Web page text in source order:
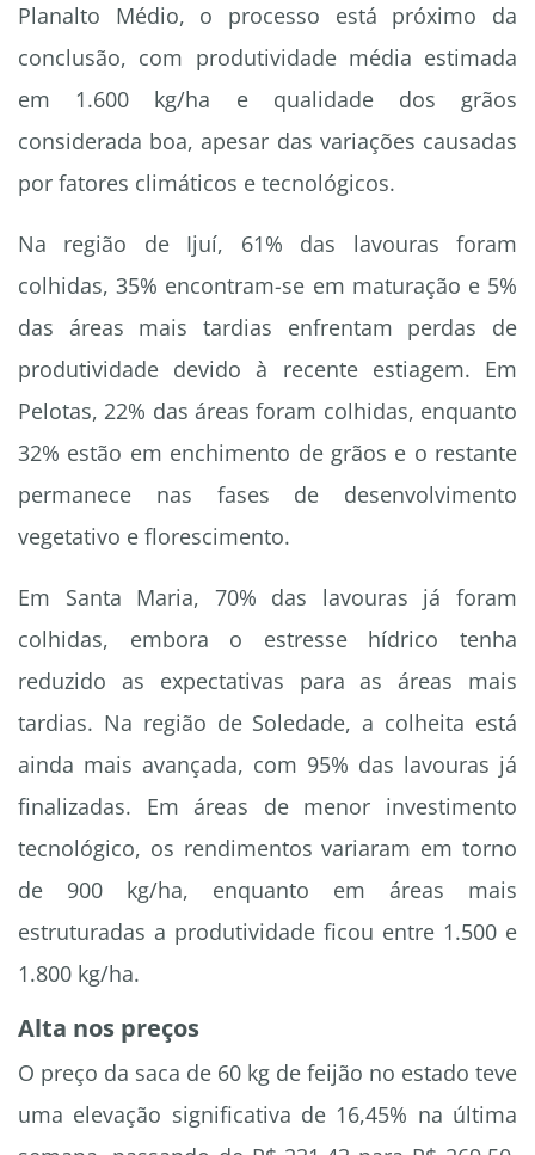
Planalto Médio, o processo está próximo da
conclusão, com produtividade média estimada
em 1.600 kg/ha e qualidade dos grãos
considerada boa, apesar das variações causadas
por fatores climáticos e tecnológicos.
Na região de Ijuí, 61% das lavouras foram
colhidas, 35% encontram-se em maturação e 5%
das áreas mais tardias enfrentam perdas de
produtividade devido à recente estiagem. Em
Pelotas, 22% das áreas foram colhidas, enquanto
32% estão em enchimento de grãos e o restante
permanece nas fases de desenvolvimento
vegetativo e florescimento.
Em Santa Maria, 70% das lavouras já foram
colhidas, embora o estresse hídrico tenha
reduzido as expectativas para as áreas mais
tardias. Na região de Soledade, a colheita está
ainda mais avançada, com 95% das lavouras já
finalizadas. Em áreas de menor investimento
tecnológico, os rendimentos variaram em torno
de 900 kg/ha, enquanto em áreas mais
estruturadas a produtividade ficou entre 1.500 e
1.800 kg/ha.
Alta nos preços
O preço da saca de 60 kg de feijão no estado teve
uma elevação significativa de 16,45% na última